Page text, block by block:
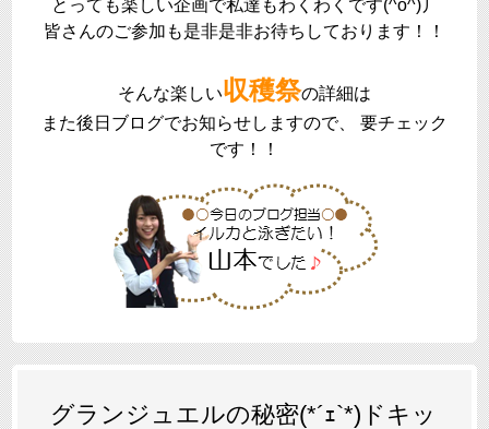
とっても楽しい企画で私達もわくわくです(^o^)丿
皆さんのご参加も是非是非お待ちしております！！
そんな楽しい収穫祭の詳細は
また後日ブログでお知らせしますので、 要チェック
です！！
グランジュエルの秘密(*´ｪ`*)ドキッ